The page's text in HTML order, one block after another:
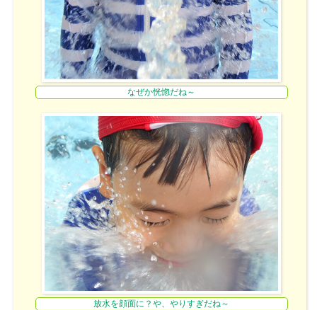
なぜか恍惚だね～
放水を顔面に？や、やりすぎだね～